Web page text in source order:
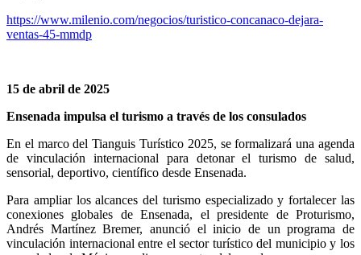
https://www.milenio.com/negocios/turistico-concanaco-dejara-
ventas-45-mmdp
15 de abril de 2025
Ensenada impulsa el turismo a través de los consulados
En el marco del Tianguis Turístico 2025, se formalizará una agenda
de vinculación internacional para detonar el turismo de salud,
sensorial, deportivo, científico desde Ensenada.
Para ampliar los alcances del turismo especializado y fortalecer las
conexiones globales de Ensenada, el presidente de Proturismo,
Andrés Martínez Bremer, anunció el inicio de un programa de
vinculación internacional entre el sector turístico del municipio y los